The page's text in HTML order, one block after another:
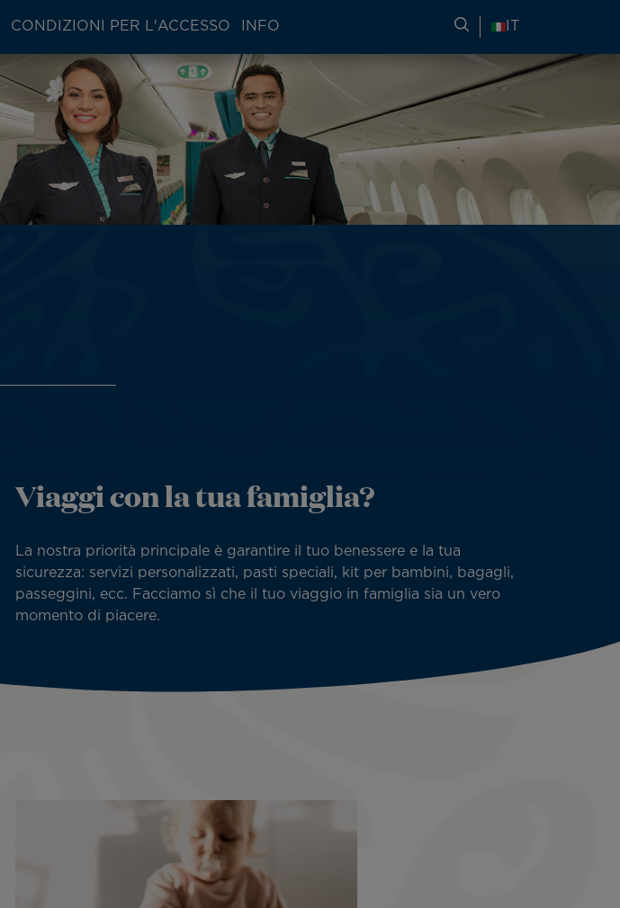
CONDIZIONI PER L'ACCESSO INFO RICERCA DI
Viaggi con la tua famiglia?
La nostra priorità principale è garantire il tuo benessere e la tua
sicurezza: servizi personalizzati, pasti speciali, kit per bambini, bagagli,
passeggini, ecc. Facciamo sì che il tuo viaggio in famiglia sia un vero
momento di piacere.